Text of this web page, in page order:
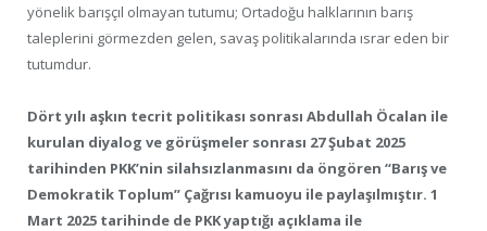
yönelik barışçıl olmayan tutumu; Ortadoğu halklarının barış
taleplerini görmezden gelen, savaş politikalarında ısrar eden bir
tutumdur.
Dört yılı aşkın tecrit politikası sonrası Abdullah Öcalan ile
kurulan diyalog ve görüşmeler sonrası 27 Şubat 2025
tarihinden PKK’nin silahsızlanmasını da öngören “Barış ve
Demokratik Toplum” Çağrısı kamuoyu ile paylaşılmıştır. 1
Mart 2025 tarihinde de PKK yaptığı açıklama ile